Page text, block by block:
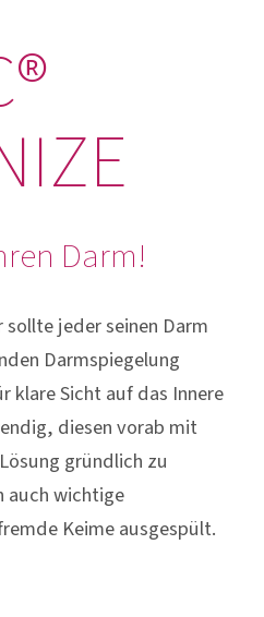
Darm!
sollte jeder seinen Darm
Darmspiegelung
klare Sicht auf das Innere
diesen vorab mit
gründlich zu
auch wichtige
Keime ausgespült.